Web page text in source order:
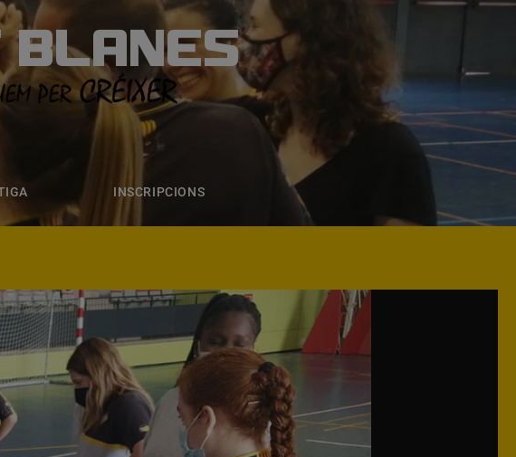
BLANES
INSCRIPCIONS
INSCRIPCIONS